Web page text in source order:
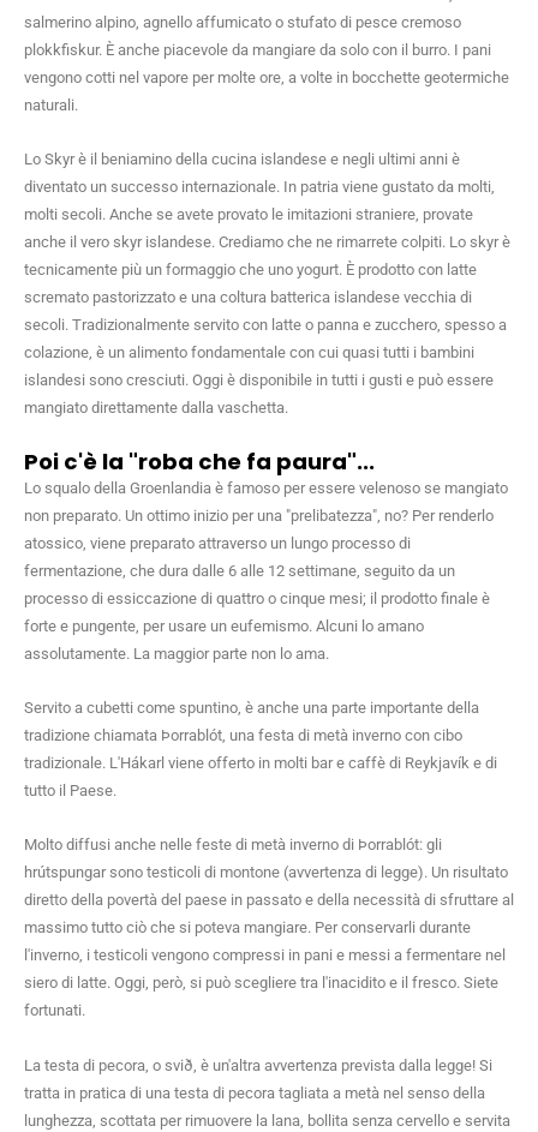
salmerino alpino, agnello affumicato o stufato di pesce cremoso
plokkfiskur. È anche piacevole da mangiare da solo con il burro. I pani
vengono cotti nel vapore per molte ore, a volte in bocchette geotermiche
naturali.
Lo Skyr è il beniamino della cucina islandese e negli ultimi anni è
diventato un successo internazionale. In patria viene gustato da molti,
molti secoli. Anche se avete provato le imitazioni straniere, provate
anche il vero skyr islandese. Crediamo che ne rimarrete colpiti. Lo skyr è
tecnicamente più un formaggio che uno yogurt. È prodotto con latte
scremato pastorizzato e una coltura batterica islandese vecchia di
secoli. Tradizionalmente servito con latte o panna e zucchero, spesso a
colazione, è un alimento fondamentale con cui quasi tutti i bambini
islandesi sono cresciuti. Oggi è disponibile in tutti i gusti e può essere
mangiato direttamente dalla vaschetta.
Poi c'è la "roba che fa paura"...
Lo squalo della Groenlandia è famoso per essere velenoso se mangiato
non preparato. Un ottimo inizio per una "prelibatezza", no? Per renderlo
atossico, viene preparato attraverso un lungo processo di
fermentazione, che dura dalle 6 alle 12 settimane, seguito da un
processo di essiccazione di quattro o cinque mesi; il prodotto finale è
forte e pungente, per usare un eufemismo. Alcuni lo amano
assolutamente. La maggior parte non lo ama.
Servito a cubetti come spuntino, è anche una parte importante della
tradizione chiamata Þorrablót, una festa di metà inverno con cibo
tradizionale. L'Hákarl viene offerto in molti bar e caffè di Reykjavík e di
tutto il Paese.
Molto diffusi anche nelle feste di metà inverno di Þorrablót: gli
hrútspungar sono testicoli di montone (avvertenza di legge). Un risultato
diretto della povertà del paese in passato e della necessità di sfruttare al
massimo tutto ciò che si poteva mangiare. Per conservarli durante
l'inverno, i testicoli vengono compressi in pani e messi a fermentare nel
siero di latte. Oggi, però, si può scegliere tra l'inacidito e il fresco. Siete
fortunati.
La testa di pecora, o svið, è un'altra avvertenza prevista dalla legge! Si
tratta in pratica di una testa di pecora tagliata a metà nel senso della
lunghezza, scottata per rimuovere la lana, bollita senza cervello e servita